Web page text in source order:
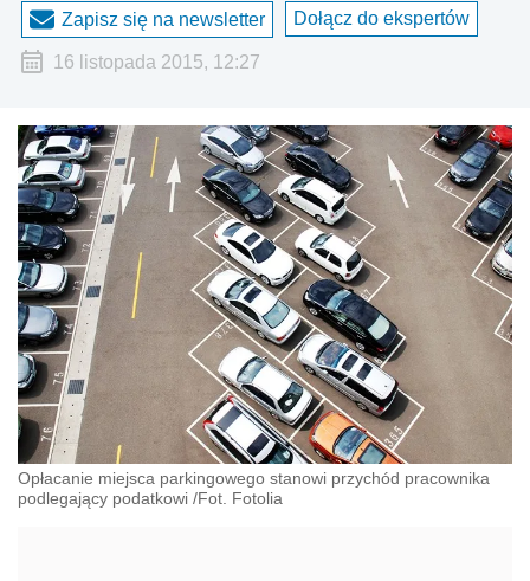
Zapisz się na newsletter Dołącz do ekspertów
16 listopada 2015, 12:27
Opłacanie miejsca parkingowego stanowi przychód pracownika
podlegający podatkowi /Fot. Fotolia